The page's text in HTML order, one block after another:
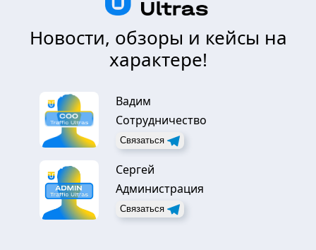
Новости, обзоры и кейсы на
характере!
Вадим
Сотрудничество
Связаться
Сергей
Администрация
Связаться